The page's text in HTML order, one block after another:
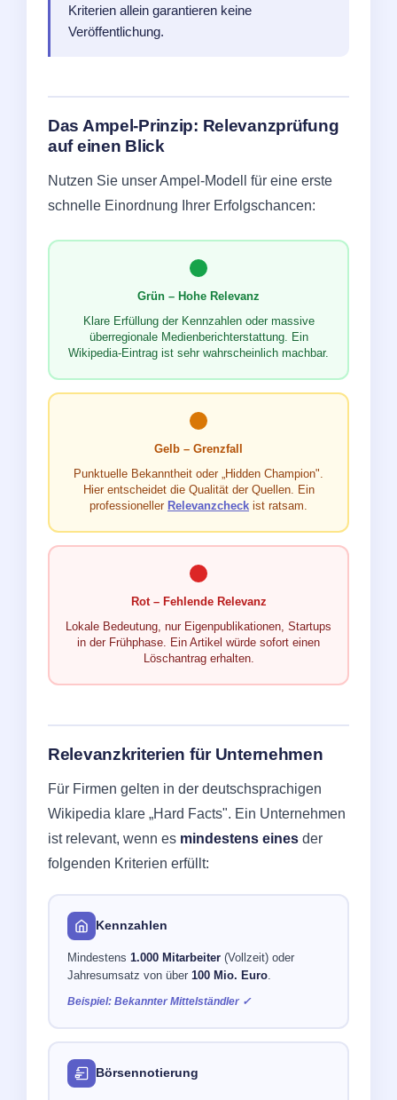
Kriterien allein garantieren keine
Veröffentlichung.
Das Ampel-Prinzip: Relevanzprüfung
auf einen Blick
Nutzen Sie unser Ampel-Modell für eine erste
schnelle Einordnung Ihrer Erfolgschancen:
Grün – Hohe Relevanz
Klare Erfüllung der Kennzahlen oder massive
überregionale Medienberichterstattung. Ein
Wikipedia-Eintrag ist sehr wahrscheinlich machbar.
Gelb – Grenzfall
Punktuelle Bekanntheit oder „Hidden Champion".
Hier entscheidet die Qualität der Quellen. Ein
professioneller Relevanzcheck ist ratsam.
Rot – Fehlende Relevanz
Lokale Bedeutung, nur Eigenpublikationen, Startups
in der Frühphase. Ein Artikel würde sofort einen
Löschantrag erhalten.
Relevanzkriterien für Unternehmen
Für Firmen gelten in der deutschsprachigen
Wikipedia klare „Hard Facts". Ein Unternehmen
ist relevant, wenn es mindestens eines der
folgenden Kriterien erfüllt:
Kennzahlen
Mindestens 1.000 Mitarbeiter(Vollzeit) oder
Jahresumsatz von über 100 Mio. Euro.
Beispiel: Bekannter Mittelständler ✓
Börsennotierung